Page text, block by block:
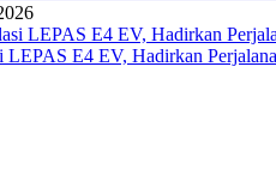
E4 EV, Hadirkan